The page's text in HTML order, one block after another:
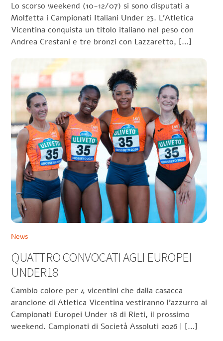
Lo scorso weekend (10-12/07) si sono disputati a
Molfetta i Campionati Italiani Under 23. L’Atletica
Vicentina conquista un titolo italiano nel peso con
Andrea Crestani e tre bronzi con Lazzaretto, […]
News
QUATTRO CONVOCATI AGLI EUROPEI
UNDER18
Cambio colore per 4 vicentini che dalla casacca
arancione di Atletica Vicentina vestiranno l’azzurro ai
Campionati Europei Under 18 di Rieti, il prossimo
weekend. Campionati di Società Assoluti 2026 | […]